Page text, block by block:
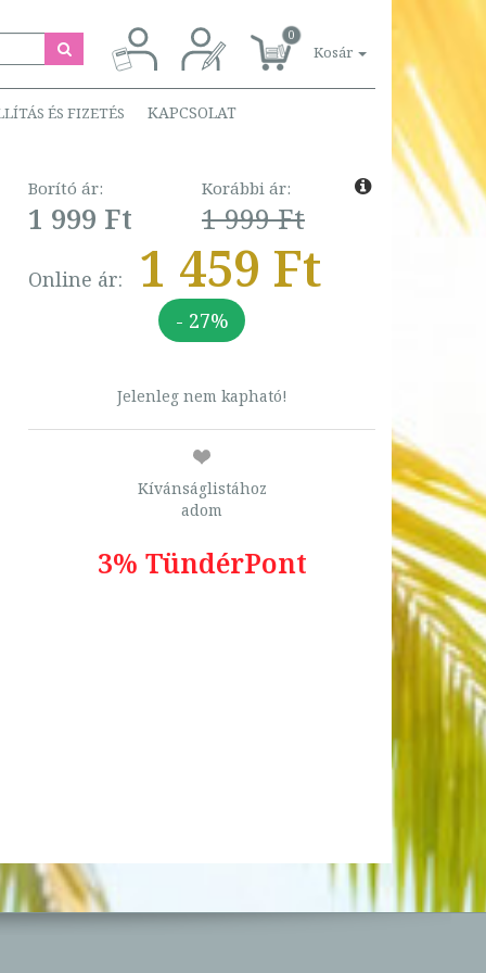
0
Kosár
ÉS FIZETÉS KAPCSOLAT
Borító ár:
1 999 Ft
Korábbi ár:
1 999 Ft
Online ár: 1 459 Ft
- 27%
Jelenleg nem kapható!
Kívánságlistához
adom
3% TündérPont